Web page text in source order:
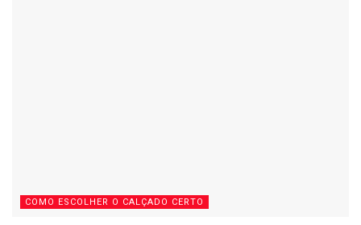
COMO ESCOLHER O CALÇADO CERTO